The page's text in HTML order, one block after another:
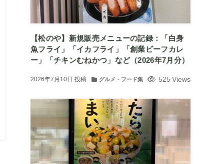
【松のや】新規販売メニューの記録：「白身
魚フライ」「イカフライ」「創業ビーフカレ
ー」「チキンむねかつ」など（2026年7月分）
2026年7月10日 投稿 グルメ・フード集 525 Views